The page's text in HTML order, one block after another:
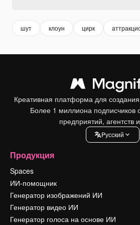
шут клоун цирк
Креативная платформа для
Более 1 миллиона подписчиков
предприятий, агентств
Pусский
Продукция
Spaces
ИИ-помощник
Генератор изображений ИИ
Генератор видео ИИ
Генератор голоса на основе ИИ